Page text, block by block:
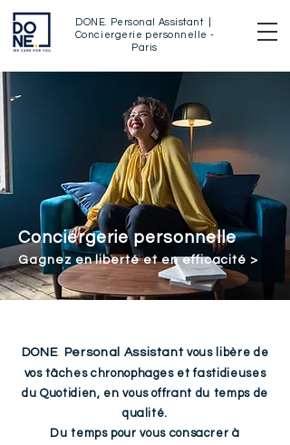
DONE
Personal Assistant |
Conciergerie personnelle -
Paris
Conciergerie personnelle
Gagnez en liberté et en efficacité >
DONE. Personal Assistant vous libère de
vos tâches chronophages et fastidieuses
du Quotidien, en vous offrant du temps de
qualité.
Du temps pour vous consacrer à